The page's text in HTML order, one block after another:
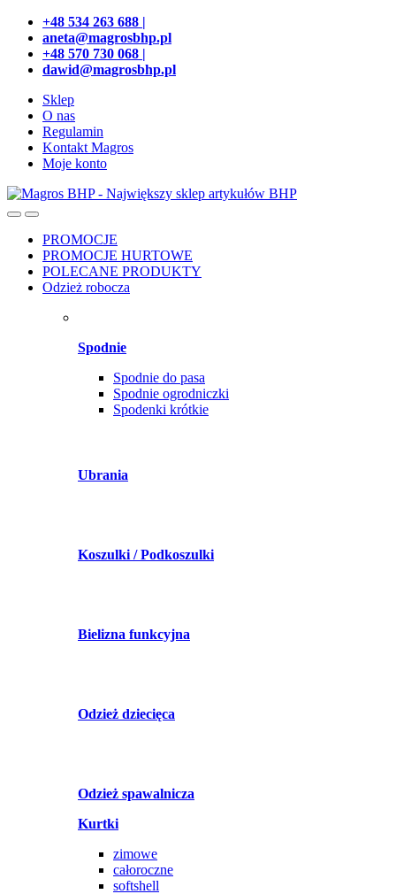
Przejdź
nawigacji
Przeskocz
treści
+48 534 263 688 |
aneta@magrosbhp.pl
+48 570 730 068 |
dawid@magrosbhp.pl
Sklep
O nas
Regulamin
Kontakt Magros
Moje konto
PROMOCJE
PROMOCJE HURTOWE
POLECANE PRODUKTY
Odzież robocza
Spodnie
Spodnie do pasa
Spodnie ogrodniczki
Spodenki krótkie
Ubrania
Koszulki / Podkoszulki
Bielizna funkcyjna
Odzież dziecięca
Odzież spawalnicza
Kurtki
zimowe
całoroczne
softshell